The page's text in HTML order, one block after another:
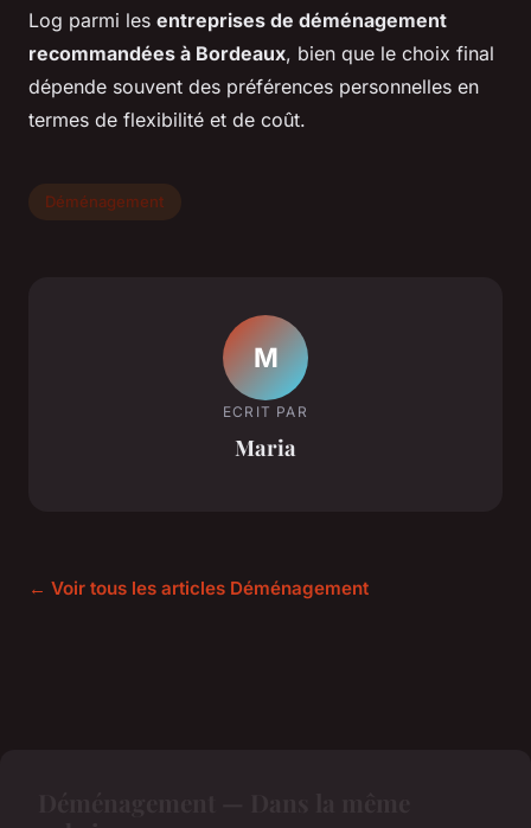
Log parmi les entreprises de déménagement
recommandées à Bordeaux, bien que le choix final
dépende souvent des préférences personnelles en
termes de flexibilité et de coût.
Déménagement
M
ECRIT PAR
Maria
← Voir tous les articles Déménagement